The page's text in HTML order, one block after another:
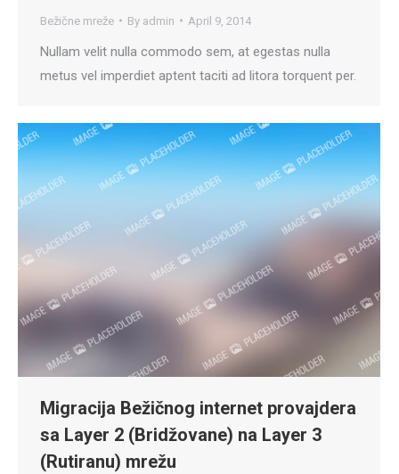
Bežične mreže By admin April 9, 2014
Nullam velit nulla commodo sem, at egestas nulla
metus vel imperdiet aptent taciti ad litora torquent per.
Migracija Bežičnog internet provajdera
sa Layer 2 (Bridžovane) na Layer 3
(Rutiranu) mrežu